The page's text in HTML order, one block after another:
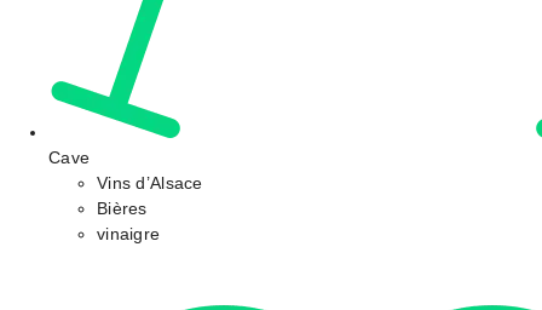
Cave
Vins d’Alsace
Bières
vinaigre